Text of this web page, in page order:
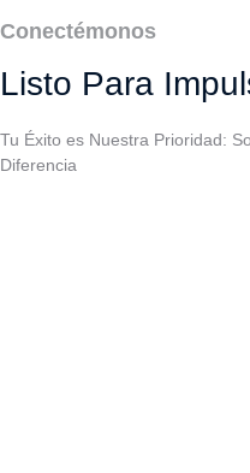
Conectémonos
Listo Para
Tu Éxito es Nuestra Prioridad:
Diferencia